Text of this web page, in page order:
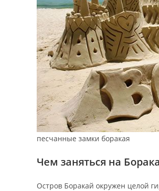
песчанные замки боракая
Чем заняться на
Остров Боракай окружен целой